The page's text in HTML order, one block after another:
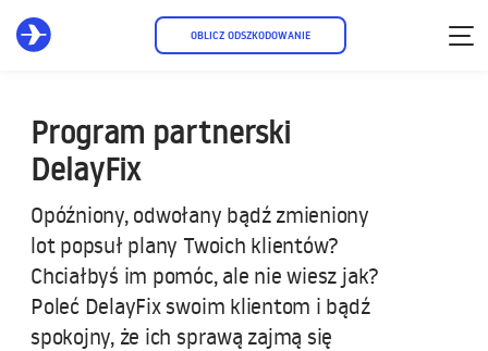
OBLICZ ODSZKODOWANIE
Program partnerski
DelayFix
Opóźniony, odwołany bądź zmieniony
lot popsuł plany Twoich klientów?
Chciałbyś im pomóc, ale nie wiesz jak?
Poleć DelayFix swoim klientom i bądź
spokojny, że ich sprawą zajmą się